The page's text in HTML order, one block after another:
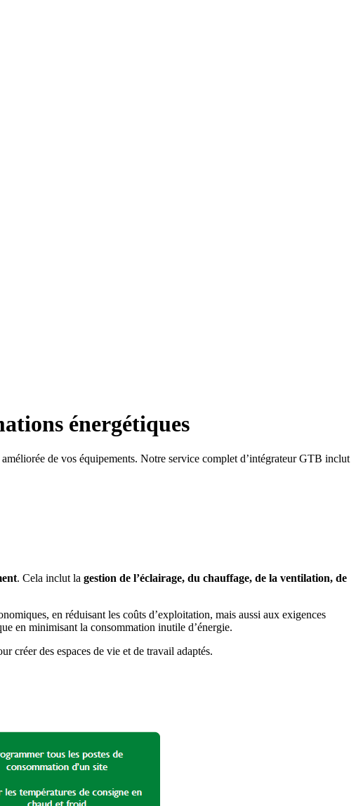
énergétiques
de vos équipements. Notre service complet d’intégrateur GTB inclut
. Cela inclut la gestion de l’éclairage, du chauffage, de la ventilation, de
en réduisant les coûts d’exploitation, mais aussi aux exigences
en minimisant la consommation inutile d’énergie.
créer des espaces de vie et de travail adaptés.